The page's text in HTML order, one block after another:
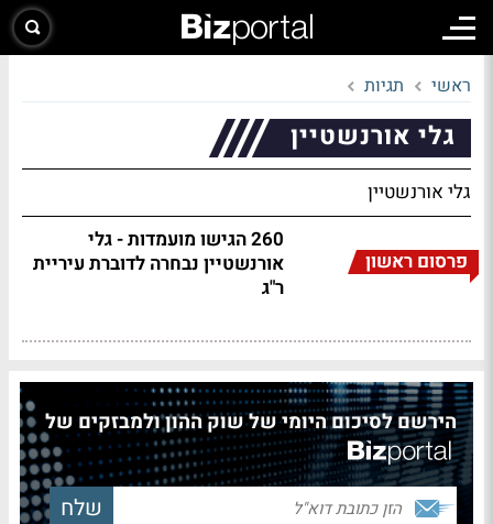
ראשי תגיות
גלי אורנשטיין
גלי אורנשטיין
פרסום ראשון
260 הגישו מועמדות - גלי
אורנשטיין נבחרה לדוברת עיריית
ר"ג
הירשם לסיכום היומי של שוק ההון ולמבזקים של